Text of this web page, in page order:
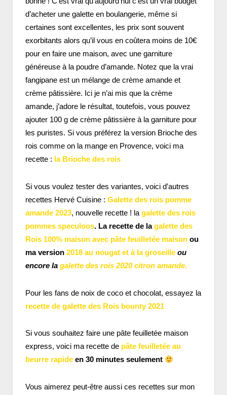
d’acheter une galette en boulangerie, même si
certaines sont excellentes, les prix sont souvent
exorbitants alors qu’il vous en coûtera moins de 10€
pour en faire une maison, avec une garniture
généreuse à la poudre d’amande. Notez que la vrai
fangipane est un mélange de crème amande et
crème pâtissière. Ici je n’ai mis que la crème
amande, j’adore le résultat, toutefois, vous pouvez
ajouter 100 g de crème pâtissière à la garniture pour
les puristes. Si vous préférez la version Brioche des
rois comme on la mange en Provence, voici ma
recette : la Brioche des rois
Si vous voulez tester des variantes, voici d’autres
recettes Hervé Cuisine : Galette des rois pomme
amande 2023, nouvelle recette ! la galette des rois
pommes speculoos. La recette de lagalette des
Rois 100% maison avec pâte feuilletée maison ou
ma version 2018 au nougat et à la groseille ou
encore la galette des rois 2020 citron amande.
Pour les fans de noix de coco et chocolat, essayez la
recette de galette des Rois bounty 2021
Si vous souhaitez faire une pâte feuilletée maison
express, voici ma recette de pâte feuilletée au
beurre rapide en 30 minutes seulement
Vous aimerez peut-être aussi ces recettes sur mon